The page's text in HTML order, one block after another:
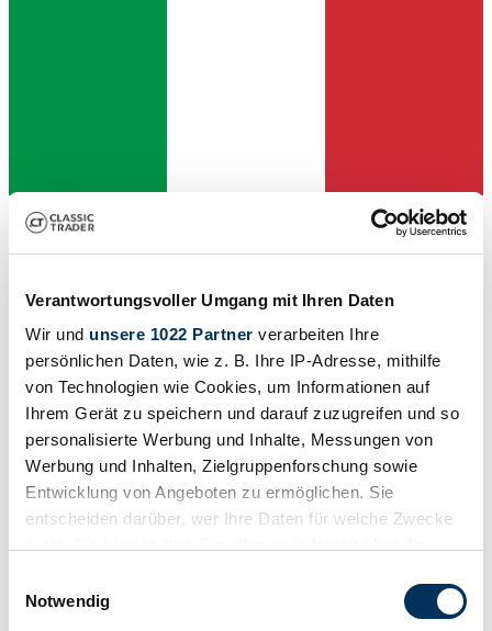
Verantwortungsvoller Umgang mit Ihren Daten
Wir und unsere 1022 Partner verarbeiten Ihre
persönlichen Daten, wie z. B. Ihre IP-Adresse, mithilfe
von Technologien wie Cookies, um Informationen auf
Ihrem Gerät zu speichern und darauf zuzugreifen und so
personalisierte Werbung und Inhalte, Messungen von
Werbung und Inhalten, Zielgruppenforschung sowie
Entwicklung von Angeboten zu ermöglichen. Sie
entscheiden darüber, wer Ihre Daten für welche Zwecke
Trigger Symbol ändern oder widerrufen
Notwendig
Dealer
Expired listing